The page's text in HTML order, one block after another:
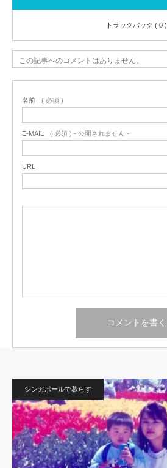
トラックバック ( 0 )
この記事へのコメントはありません。
名前 ( 必須 )
E-MAIL ( 必須 ) - 公開されません -
URL
シンガポールで暮らす